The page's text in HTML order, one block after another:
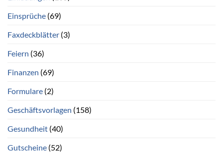
Einsprüche (69)
Faxdeckblätter (3)
Feiern (36)
Finanzen (69)
Formulare (2)
Geschäftsvorlagen (158)
Gesundheit (40)
Gutscheine (52)